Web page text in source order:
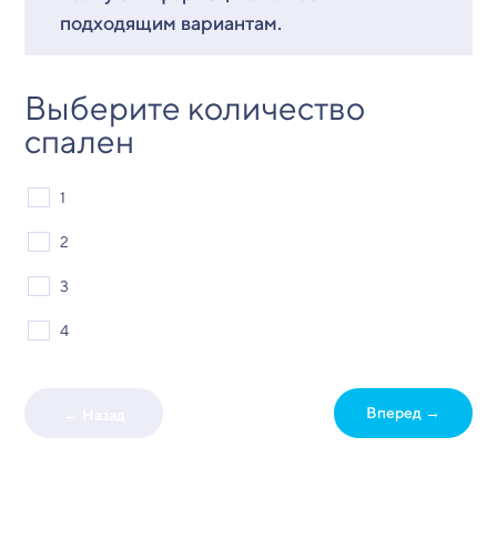
подходящим вариантам.
Выберите количество
спален
1
2
3
4
Вперед →